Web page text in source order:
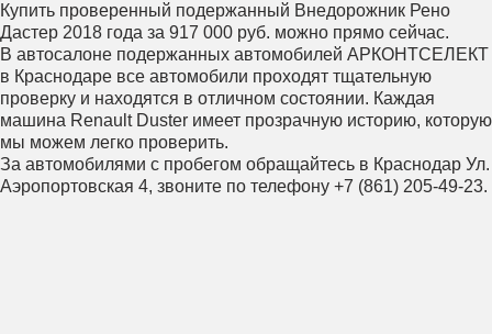
Купить проверенный подержанный Внедорожник Рено
Дастер 2018 года за 917 000 руб. можно прямо сейчас.
В автосалоне подержанных автомобилей АРКОНТСЕЛЕКТ
в Краснодаре все автомобили проходят тщательную
проверку и находятся в отличном состоянии. Каждая
машина Renault Duster имеет прозрачную историю, которую
мы можем легко проверить.
За автомобилями с пробегом обращайтесь в Краснодар Ул.
Аэропортовская 4, звоните по телефону +7 (861) 205-49-23.